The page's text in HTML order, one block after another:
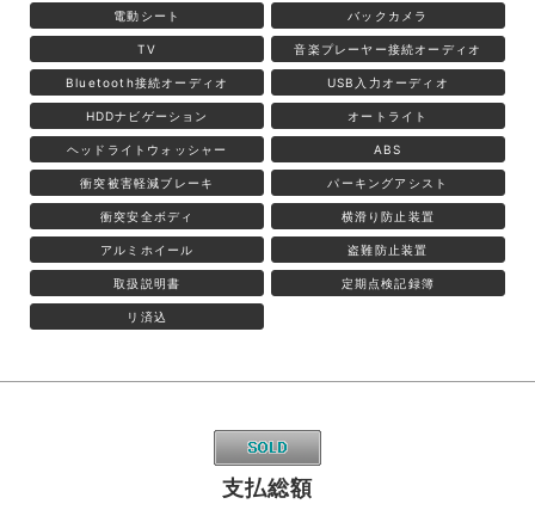
電動シート バックカメラ
TV 音楽プレーヤー接続オーディオ
Bluetooth接続オーディオ USB入力オーディオ
HDDナビゲーション オートライト
ヘッドライトウォッシャー ABS
衝突被害軽減ブレーキ パーキングアシスト
衝突安全ボディ 横滑り防止装置
アルミホイール 盗難防止装置
取扱説明書 定期点検記録簿
リ済込
支払総額